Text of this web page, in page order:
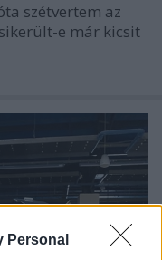
Personal
szétvertem az
e már kicsit